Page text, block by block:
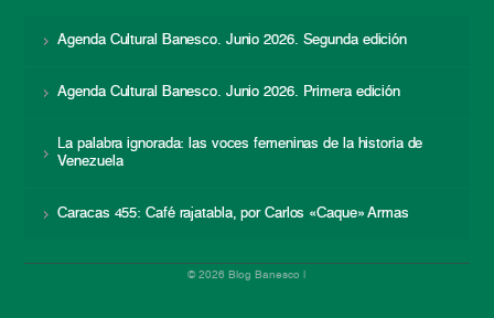
Agenda Cultural Banesco. Junio 2026. Segunda edición
Agenda Cultural Banesco. Junio 2026. Primera edición
La palabra ignorada: las voces femeninas de la historia de
Venezuela
Caracas 455: Café rajatabla, por Carlos «Caque» Armas
© 2026 Blog Banesco |